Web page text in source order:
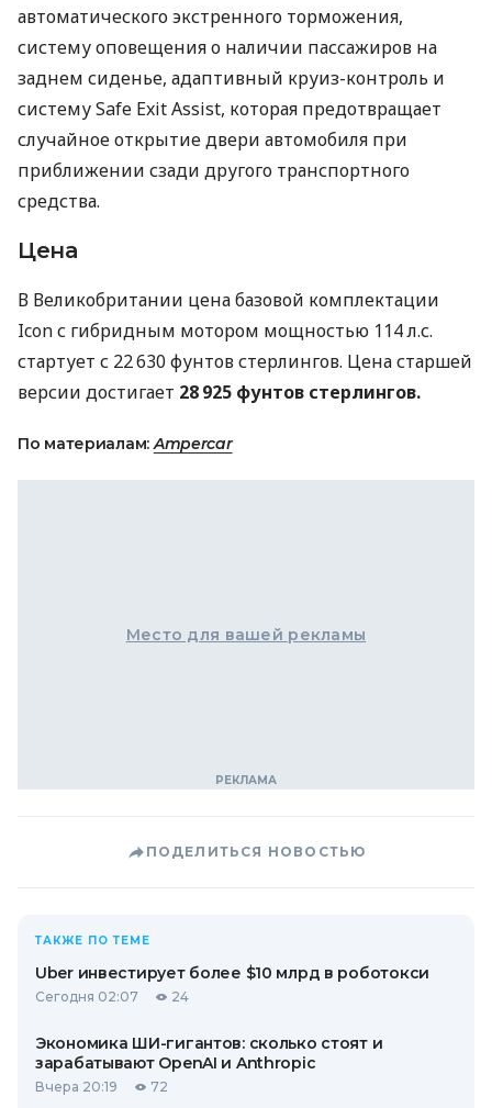
автоматического экстренного торможения,
систему оповещения о наличии пассажиров на
заднем сиденье, адаптивный круиз-контроль и
систему Safe Exit Assist, которая предотвращает
случайное открытие двери автомобиля при
приближении сзади другого транспортного
средства.
Цена
В Великобритании цена базовой комплектации
Icon с гибридным мотором мощностью 114 л.с.
стартует с 22 630 фунтов стерлингов. Цена старшей
версии достигает 28 925 фунтов стерлингов.
По материалам:Ampercar
Место для вашей рекламы
ПОДЕЛИТЬСЯ НОВОСТЬЮ
ТАКЖЕ ПО ТЕМЕ
Uber инвестирует более $10 млрд в роботокси
Сегодня 02:07 24
Экономика ШИ-гигантов: сколько стоят и
зарабатывают OpenAI и Anthropic
Вчера 20:19 72